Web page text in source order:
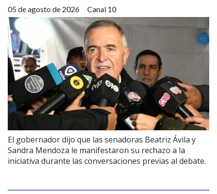
Canal 10
05 de agosto de 2026
El gobernador dijo que las senadoras Beatriz Ávila y
Sandra Mendoza le manifestaron su rechazo a la
iniciativa durante las conversaciones previas al debate.